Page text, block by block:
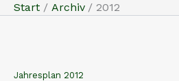
Start Archiv 2012
Jahresplan 2012